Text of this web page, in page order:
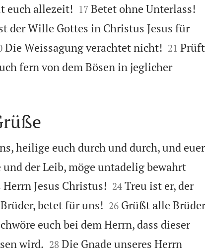
euch allezeit!
17 Betet ohne Unterlass!
der Wille Gottes in Christus Jesus für
Die Weissagung verachtet nicht!
21 Prüft
fern von dem Bösen in jeglicher
heilige euch durch und durch, und euer
und der Leib, möge untadelig bewahrt
Jesus Christus!
24 Treu ist er, der
Brüder, betet für uns!
26 Grüßt alle Brüder
euch bei dem Herrn, dass dieser
wird.
28 Die Gnade unseres Herrn